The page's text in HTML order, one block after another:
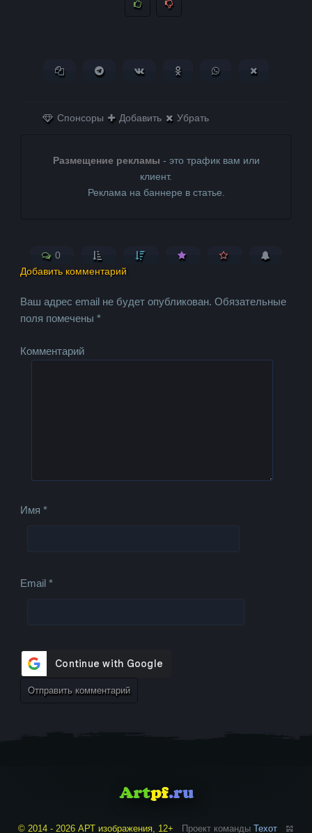
Копировать ссылкуПоделиться в Telegram
Поделиться ВКонтактеПоделиться в
Поделиться в
Спонсоры Добавить Убрать
Размещение рекламы - это трафик вам или
клиент.
Реклама на баннере в статье.
0
Добавить комментарий
Ваш адрес email не будет опубликован. Обязательные
поля помечены*
Комментарий
Имя*
Email*
© 2014 - 2026 АРТ изображения, 12+ Проект команды Техот 𝌴